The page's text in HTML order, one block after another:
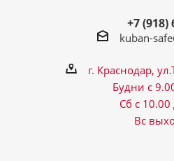
+7 (918)
kuban-
г. Краснодар,
Будни с
Сб с
Вс